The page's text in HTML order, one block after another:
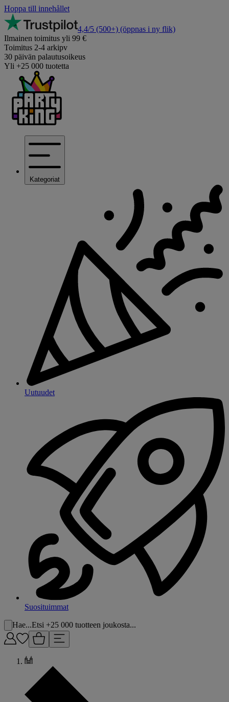
Hoppa till innehållet
4,4/5 (500+) (öppnas i ny flik)
Ilmainen toimitus yli 99 €
Toimitus 2-4 arkipv
30 päivän palautusoikeus
Yli +25 000 tuotetta
Kategoriat
Uutuudet
Suosituimmat
Hae...Etsi +25 000 tuotteen joukosta...